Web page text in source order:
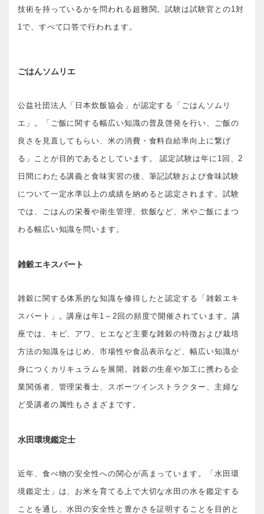
技術を持っているかを問われる超難関。試験は試験官との1対
1で、すべて口答で行われます。
ごはんソムリエ
公益社団法人「日本炊飯協会」が認定する「ごはんソムリ
エ」。「ご飯に関する幅広い知識の普及啓発を行い、ご飯の
良さを見直してもらい、米の消費・食料自給率向上に繋げ
る」ことが目的であるとしています。 認定試験は年に1回、2
日間にわたる講義と食味実習の後、筆記試験および食味試験
について一定水準以上の成績を納めると認定されます。試験
では、ごはんの栄養や衛生管理、炊飯など、米やご飯にまつ
わる幅広い知識を問います。
雑穀エキスパート
雑穀に関する体系的な知識を修得したと認定する「雑穀エキ
スパート」。講座は年1～2回の頻度で開催されています。講
座では、キビ、アワ、ヒエなど主要な雑穀の特徴および栽培
方法の知識をはじめ、市場性や食品表示など、幅広い知識が
身につくカリキュラムを展開。雑穀の生産や加工に携わる企
業関係者、管理栄養士、スポーツインストラクター、主婦な
ど受講者の属性もさまざまです。
水田環境鑑定士
近年、食べ物の安全性への関心が高まっています。「水田環
境鑑定士」は、お米を育てる上で大切な水田の水を鑑定する
ことを通し、水田の安全性と豊かさを証明することを目的と